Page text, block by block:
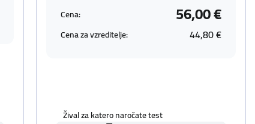
Cena: 56,00 €
Cena za vzreditelje: 44,80 €
Žival za katero naročate test